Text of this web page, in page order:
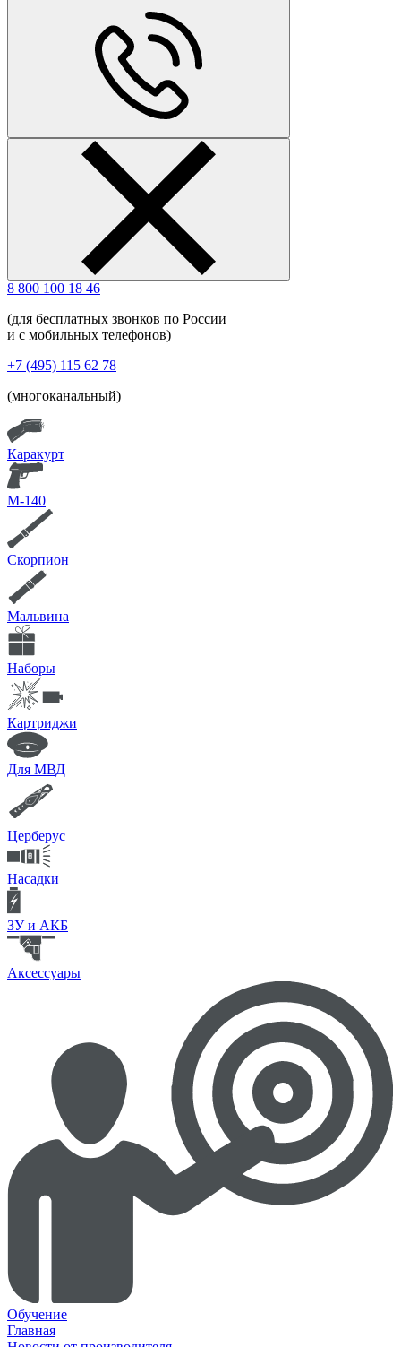
8 800 100 18 46
(для бесплатных звонков по России
и с мобильных телефонов)
+7 (495) 115 62 78
(многоканальный)
Каракурт
М-140
Скорпион
Мальвина
Наборы
Картриджи
Для МВД
Церберус
Насадки
ЗУ и АКБ
Аксессуары
Обучение
Главная